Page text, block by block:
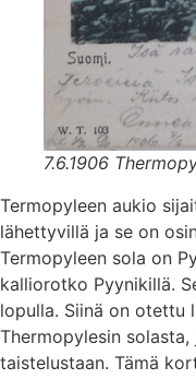
7.6.1906
Termopyleen aukio
lähettyvillä ja se on
Termopyleen sola on
kalliorotko Pyynikillä.
lopulla. Siinä on otettu
Thermopylesin
taistelustaan. Tämä